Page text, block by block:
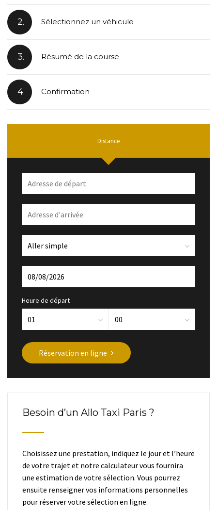
2. Sélectionnez un véhicule
3. Résumé de la course
4. Confirmation
Distance
Heure de départ
Réservation en ligne
Besoin d’un Allo Taxi Paris ?
Choisissez une prestation, indiquez le jour et l’heure
de votre trajet et notre calculateur vous fournira
une estimation de votre sélection. Vous pourrez
ensuite renseigner vos informations personnelles
pour réserver votre sélection en ligne.